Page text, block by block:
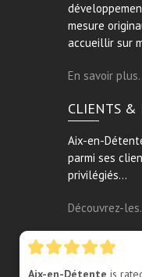
mesure
accueillir sur
En savoir
CLIENTS &
Aix-en-
parmi ses
privilégiés…
Découvrez-
Aix-en-Détente is